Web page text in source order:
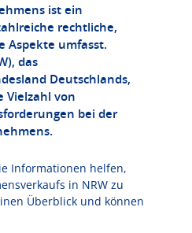
ist ein
rechtliche,
Aspekte umfasst.
das
Deutschlands,
von
bei der
Informationen helfen,
in NRW zu
Überblick und können